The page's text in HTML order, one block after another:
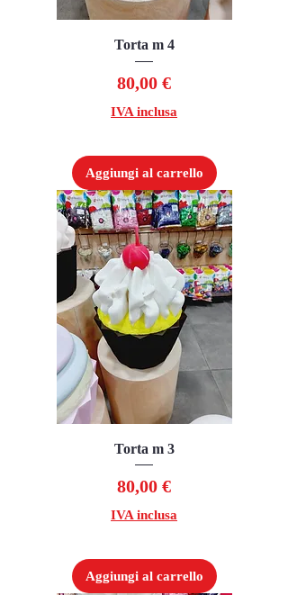
Torta m 4
Prezzo
80,00 €
IVA inclusa
Aggiungi al carrello
Torta m 3
Prezzo
80,00 €
IVA inclusa
Aggiungi al carrello